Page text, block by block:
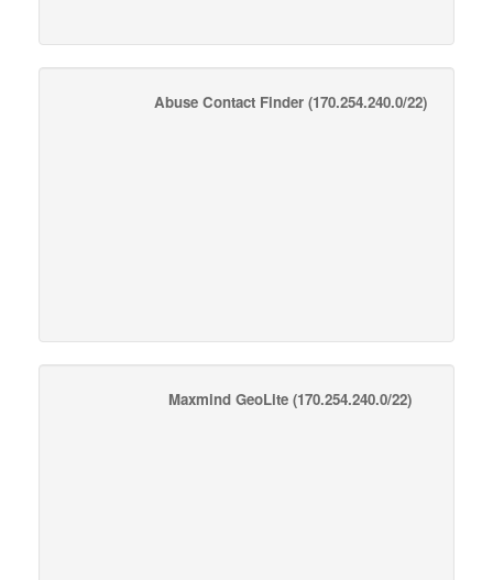
Abuse Contact Finder(170.254.240.0/22)
Maxmind GeoLite (170.254.240.0/22)